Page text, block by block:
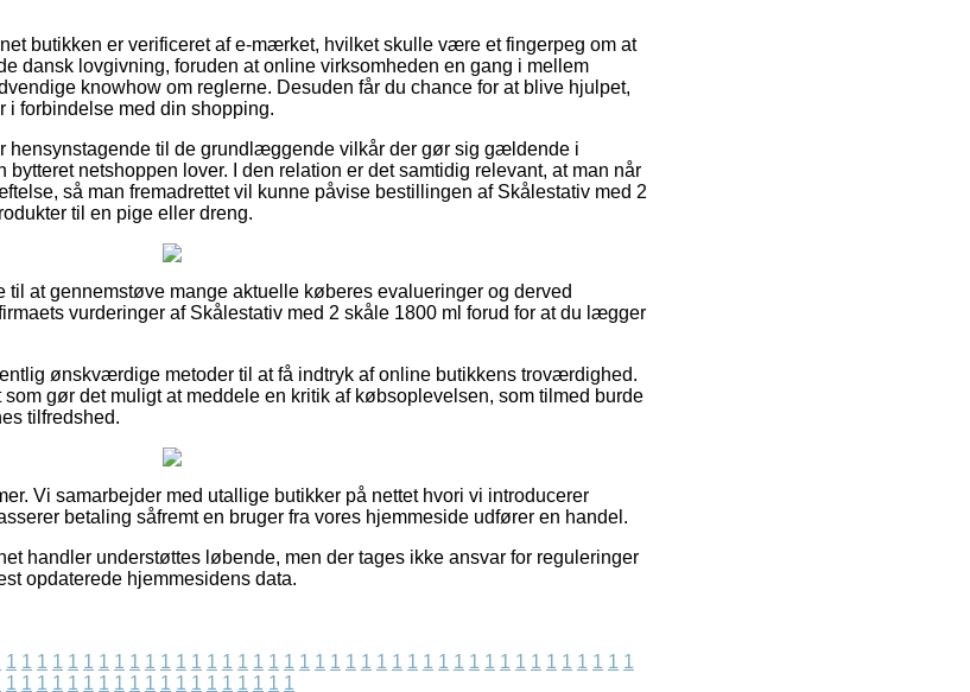
butikken er verificeret af e-mærket, hvilket skulle være et fingerpeg om at
dansk lovgivning, foruden at online virksomheden en gang i mellem
knowhow om reglerne. Desuden får du chance for at blive hjulpet,
i forbindelse med din shopping.
hensynstagende til de grundlæggende vilkår der gør sig gældende i
netshoppen lover. I den relation er det samtidig relevant, at man når
så man fremadrettet vil kunne påvise bestillingen af Skålestativ med 2
til en pige eller dreng.
til at gennemstøve mange aktuelle køberes evalueringer og derved
vurderinger af Skålestativ med 2 skåle 1800 ml forud for at du lægger
ønskværdige metoder til at få indtryk af online butikkens troværdighed.
gør det muligt at meddele en kritik af købsoplevelsen, som tilmed burde
tilfredshed.
Vi samarbejder med utallige butikker på nettet hvori vi introducerer
betaling såfremt en bruger fra vores hjemmeside udfører en handel.
handler understøttes løbende, men der tages ikke ansvar for reguleringer
opdaterede hjemmesidens data.
1 1 1 1 1 1 1 1 1 1 1 1 1 1 1 1 1 1 1 1 1 1 1 1 1 1 1 1 1 1 1 1 1 1 1 1 1 1 1 1 1
1 1 1 1 1 1 1 1 1 1 1 1 1 1 1 1 1 1 1